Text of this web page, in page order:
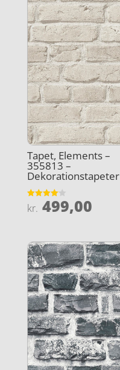
Tapet, Elements –
355813 –
Dekorationstapeter
Vurderet
4.1
kr. 499,00